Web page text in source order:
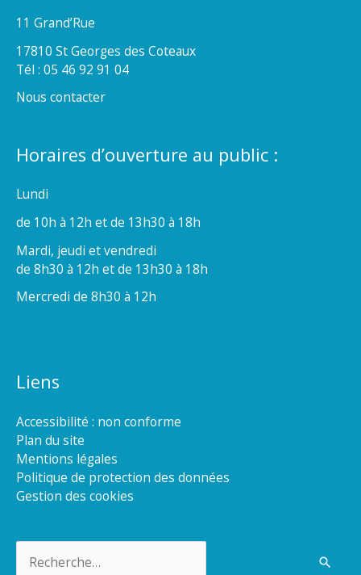
11 Grand’Rue
17810 St Georges des Coteaux
Tél : 05 46 92 91 04
Nous contacter
Horaires d’ouverture au public :
Lundi
de 10h à 12h et de 13h30 à 18h
Mardi, jeudi et vendredi
de 8h30 à 12h et de 13h30 à 18h
Mercredi de 8h30 à 12h
Liens
Accessibilité : non conforme
Plan du site
Mentions légales
Politique de protection des données
Gestion des cookies